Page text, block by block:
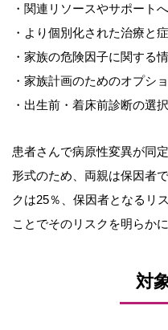
・関連リソースやサポート
・より個別化された治療と
・家族の危険因子に関する
・家族計画のためのオプシ
・出生前・着床前診断の選
患者さんで病原性変異が同
形式のため、両親は保因者
クは25％、保因者となるリ
ことでそのリスクを明らか
対